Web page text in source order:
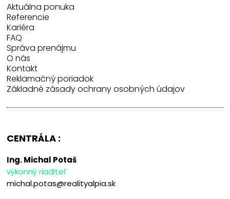
Aktuálna ponuka
Referencie
Kariéra
FAQ
Správa prenájmu
O nás
Kontakt
Reklamačný poriadok
Základné zásady ochrany osobných údajov
CENTRÁLA :
Ing. Michal Potaš
výkonný riaditeľ
michal.potas@realityalpia.sk